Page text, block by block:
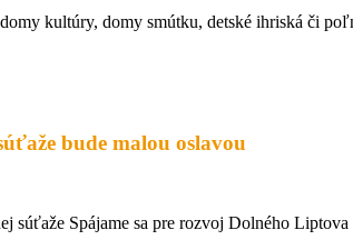
kultúry, domy smútku, detské ihriská či
bude malou oslavou
súťaže Spájame sa pre rozvoj Dolného